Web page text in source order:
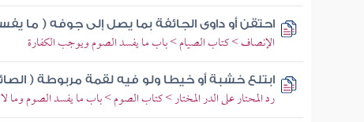
احتقن أو داوى الجائفة بما يصل إلى جوفه ( ما
الإنصاف > كتاب الصيام > باب ما يفسد الصوم ويوجب الكفارة
ابتلع خشبة أو خيطا ولو فيه لقمة مربوطة (
رد المحتار على الدر المختار > كتاب الصوم > باب ما يفسد الصوم وما